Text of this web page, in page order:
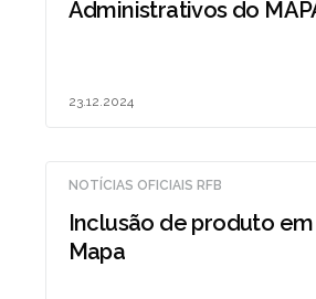
Administrativos do
23.12.2024
NOTÍCIAS OFICIAIS RFB
Inclusão de produto em
Mapa